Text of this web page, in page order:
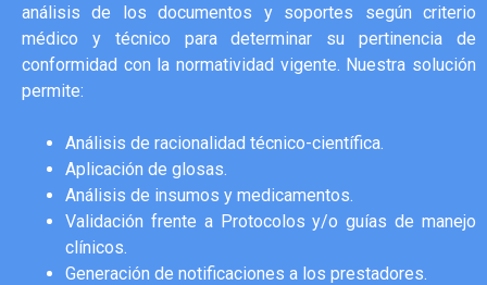
análisis de los documentos y soportes según criterio
médico y técnico para determinar su pertinencia de
conformidad con la normatividad vigente. Nuestra solución
permite:
Análisis de racionalidad técnico-científica.
Aplicación de glosas.
Análisis de insumos y medicamentos.
Validación frente a Protocolos y/o guías de manejo
clínicos.
Generación de notificaciones a los prestadores.